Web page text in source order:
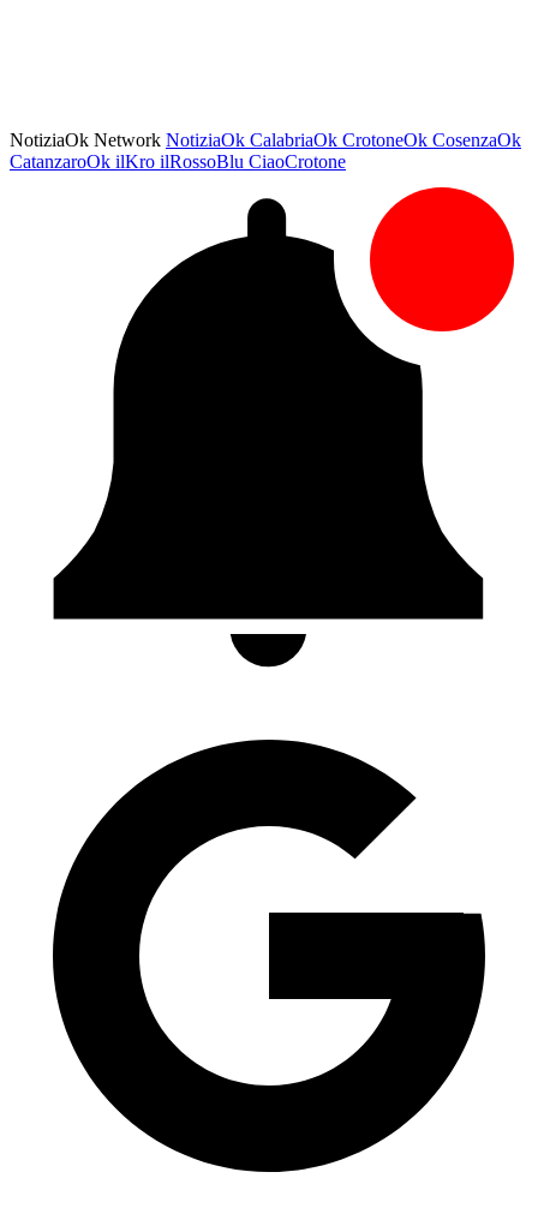
NotiziaOk Network NotiziaOk CalabriaOk CrotoneOk CosenzaOk
CatanzaroOk ilKro ilRossoBlu CiaoCrotone